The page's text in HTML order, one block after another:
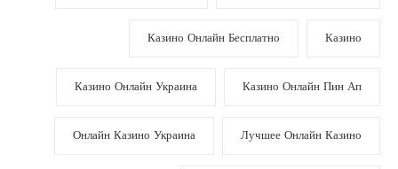
Казино
Казино Онлайн Бесплатно
Казино Онлайн Пин Ап
Казино Онлайн Украина
Лучшее Онлайн Казино
Онлайн Казино Украина